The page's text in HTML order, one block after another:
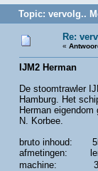
Topic: vervolg..
Re:
«
IJM2 Herman
De stoomtrawler
Hamburg. Het
Herman
N. Korbee.
bruto inhoud:
afmetingen:
machine: 3